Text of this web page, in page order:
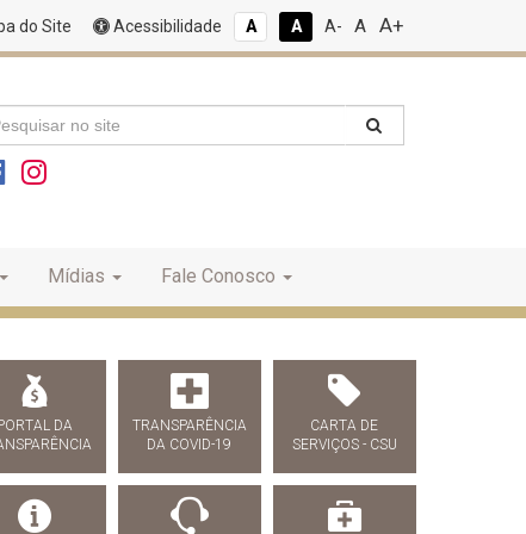
do Site Acessibilidade A A A- A A+
Mídias Fale Conosco
DA
TRANSPARÊNCIA
DA COVID-19
CARTA DE
SERVIÇOS - CSU